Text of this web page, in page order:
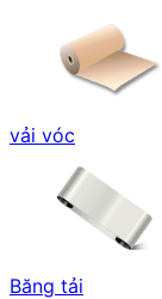
vải vóc
Băng tải